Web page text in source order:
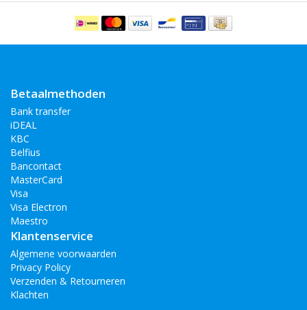
Betaalmethoden
Bank transfer
iDEAL
KBC
Belfius
Bancontact
MasterCard
Visa
Visa Electron
Maestro
Klantenservice
Algemene voorwaarden
Privacy Policy
Verzenden & Retourneren
Klachten